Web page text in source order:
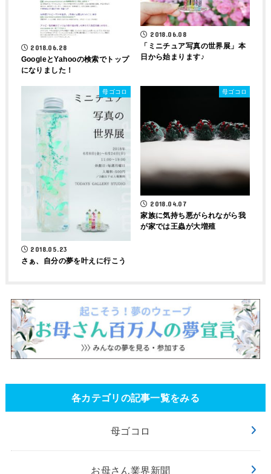
2018.06.28
GoogleとYahooの検索でトップ
になりました！
2018.06.08
「ミニチュア写真の世界展」本
日から始まります♪
母ゴコロ
2018.05.23
さぁ、自分の夢を叶えに行こう
母ゴコロ
2018.04.07
家族に気持ち悪がられながら我
が家では王蟲が大増殖
各カテゴリの記事一覧をみる
母ゴコロ
お母さん業界新聞